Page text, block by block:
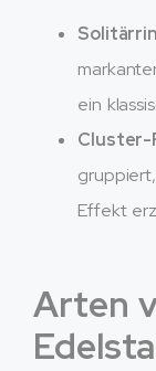
ein
Cluster-
Effekt
Arten